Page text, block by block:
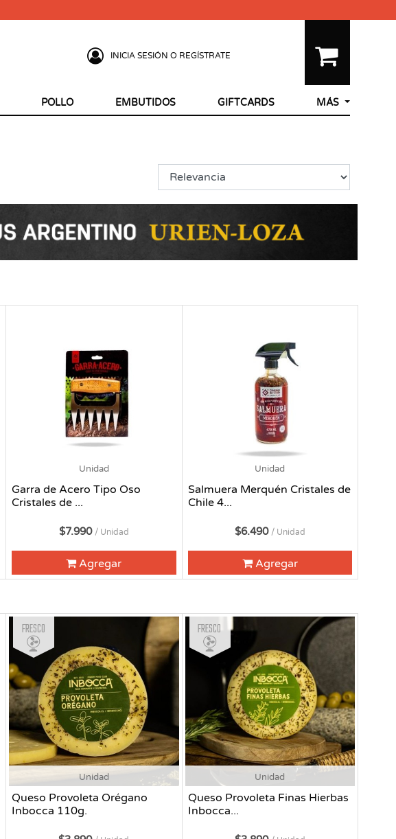
INICIA SESIÓN O REGÍSTRATE
POLLO EMBUTIDOS GIFTCARDS MÁS
Unidad
Garra de Acero Tipo Oso
Cristales de ...
$7.990 / Unidad
Agregar
Unidad
Salmuera Merquén Cristales de
Chile 4...
$6.490 / Unidad
Agregar
Unidad
Queso Provoleta Orégano
Inbocca 110g.
Fresco
Unidad
Queso Provoleta Finas Hierbas
Inbocca...
Fresco